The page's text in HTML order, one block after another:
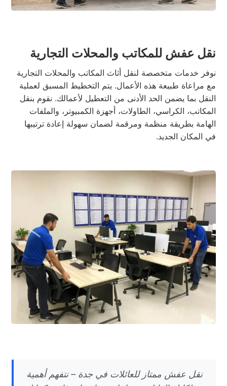
نقل عفش للمكاتب والمحلات التجارية
نوفر خدمات متخصصة لنقل أثاث المكاتب والمحلات التجارية
مع مراعاة طبيعة هذه الأعمال. يتم التخطيط المسبق لعملية
النقل بما يضمن الحد الأدنى من التعطيل لأعمالك. نقوم بنقل
المكاتب، الكراسي، الطاولات، أجهزة الكمبيوتر، والملفات
الهامة بطريقة منظمة ومرقمة لضمان سهولة إعادة ترتيبها
في المكان الجديد.
نقل عفش ممتاز للعائلات في جدة – نتفهم أهمية